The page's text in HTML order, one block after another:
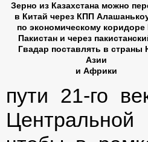
Зерно из Казахстана можно
в Китай через КПП
по экономическому коридорe
Пакистан и через
Гвадар поставлять в
Азии
и Африки
пути 21-го